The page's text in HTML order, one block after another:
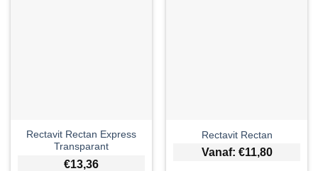
Rectavit Rectan Express
Transparant
€13,36
Rectavit Rectan
Vanaf: €11,80